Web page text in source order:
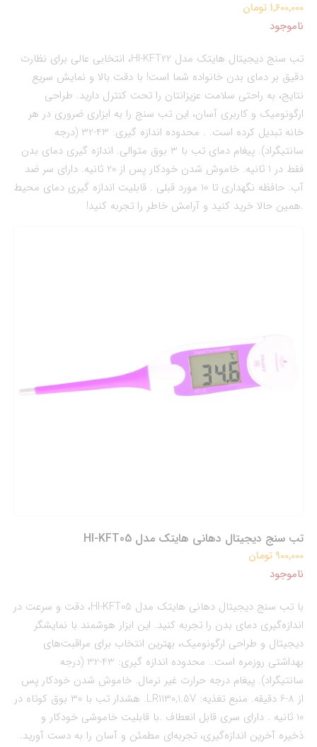
1,600,000 تومان
ناموجود
تب سنج دیجیتال هایتک مدل HI-KFT22، انتخابی عالی برای نظارت
دقیق بر دمای بدن خانواده شما است! با دقت بالا و نمایش سریع
نتایج، به راحتی سلامت عزیزانتان را تحت کنترل دارید. طراحی
ارگونومیک و کاربری آسان، این تب سنج را به ابزاری ضروری در هر
خانه تبدیل کرده است. . محدوده اندازه گیری: 43-32 (درجه
سانتیگراد). پیغام دمای تب با 3 بوق متوالی. اندازه گیری دمای بدن
فقط در 1 ثانیه. خاموش شدن خودکار پس از 20 ثانیه. دارای سر ضد
آب. حافظه نگهداری تا 10 مورد قبلی . قابلیت اندازه گیری دمای محیط
.همین حالا خرید کنید و آرامش خاطر را تجربه کنید!
تب سنج دیجیتال دهانی هایتک مدل HI-KFT05
900,000 تومان
ناموجود
با تب سنج دیجیتال دهانی هایتک مدل HI-KFT05، دقت و سرعت در
اندازه‌گیری دمای بدن را تجربه کنید. این ابزار هوشمند با نمایشگر
دیجیتال و طراحی ارگونومیک، بهترین انتخاب برای مراقبت‌های
بهداشتی روزمره است.. محدوده اندازه گیری: 43-32 (درجه
سانتیگراد). پیغام درجه حرارت غیر نرمال. خاموش شدن خودکار پس
از 8-6 دقیقه. منبع تغذیه: LR1130,1.5V. هشدار تب با 30 بوق کوتاه در
10 ثانیه . دارای سری قابل انعطاف .با قابلیت خاموشی خودکار و
ذخیره آخرین اندازه‌گیری، تجربه‌ای مطمئن و آسان را به دست آورید.